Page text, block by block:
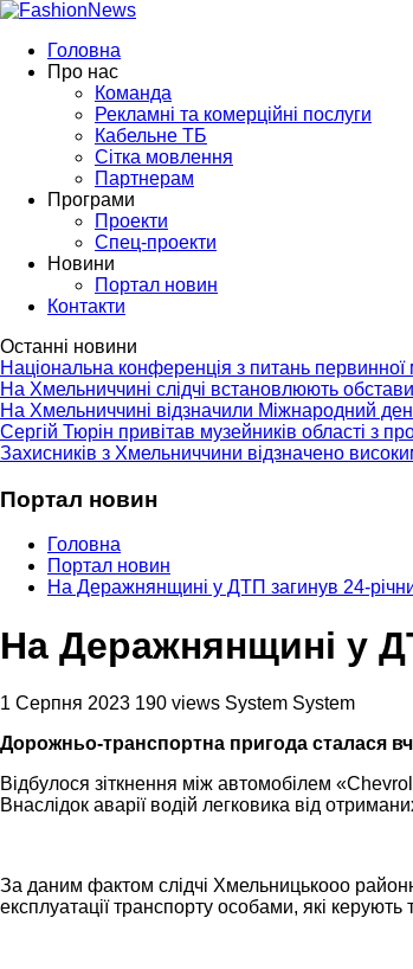
Головна
Про нас
Команда
Рекламні та комерційні послуги
Кабельне ТБ
Сітка мовлення
Партнерам
Програми
Проекти
Спец-проекти
Новини
Портал новин
Контакти
Останні новини
Національна конференція з питань
На Хмельниччині слідчі встановлюють
На Хмельниччині відзначили Міжнародний
Сергій Тюрін привітав музейників області з
Захисників з Хмельниччини відзначено
Портал новин
Головна
Портал новин
На Деражнянщині у ДТП загинув 24-
На Деражнянщині у
1 Серпня 2023 190 views System System
Дорожньо-транспортна пригода сталася
Відбулося зіткнення між автомобілем
Внаслідок аварії водій легковика від
За даним фактом слідчі Хмельницькооо
експлуатації транспорту особами, які